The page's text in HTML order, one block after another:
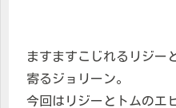
ますますこじれるリジー
寄るジョリーン。
今回はリジーとトムのエ